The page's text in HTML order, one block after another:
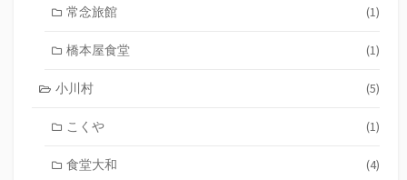
常念旅館 (1)
橋本屋食堂 (1)
小川村 (5)
こくや (1)
食堂大和 (4)